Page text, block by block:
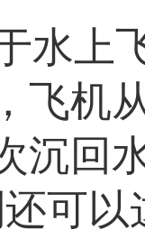
水上
飞机
沉回
可以